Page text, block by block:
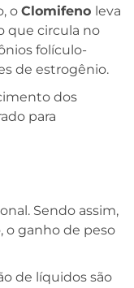
o Clomifeno leva
que circula no
folículo-
de estrogênio.
dos
para
Sendo assim,
o ganho de peso
de líquidos são